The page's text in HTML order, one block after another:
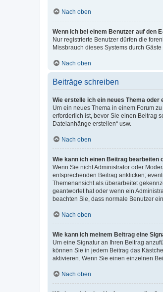
Nach oben
Wenn ich bei einem Benutzer auf den
Nur registrierte Benutzer dürfen die
Missbrauch dieses Systems durch Gäste
Nach oben
Beiträge schreiben
Wie erstelle ich ein neues Thema oder
Um ein neues Thema in einem Forum
erforderlich ist, bevor Sie einen Beitrag
Dateianhänge erstellen“ usw.
Nach oben
Wie kann ich einen Beitrag bearbeiten
Wenn Sie nicht Administrator oder
entsprechenden Beitrag anklicken;
Themenansicht als überarbeitet
geantwortet hat oder wenn ein
beachten Sie, dass normale Benutzer
Nach oben
Wie kann ich meinem Beitrag eine
Um eine Signatur an Ihren Beitrag
können Sie in jedem Beitrag das
aktivieren. Wenn Sie einen einzelnen
Nach oben